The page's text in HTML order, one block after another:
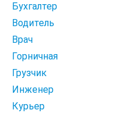
Бухгалтер
Водитель
Врач
Горничная
Грузчик
Инженер
Курьер